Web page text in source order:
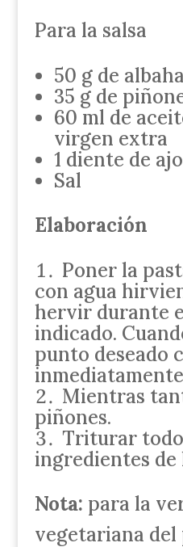
Para la salsa
50 g de
35 g de
60 ml de
virgen extra
1 diente de ajo
Sal
Elaboración
Poner la
con agua
hervir durante
indicado.
punto deseado
Mientras
piñones.
Triturar
ingredientes de
Nota: para la
vegetariana del